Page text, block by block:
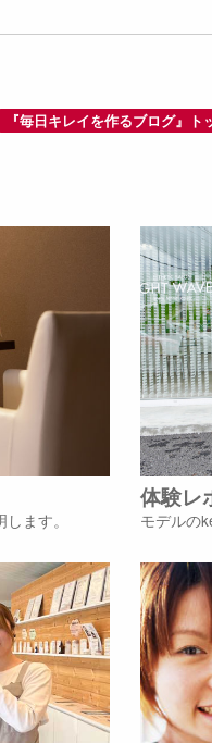
『毎日キレイを作るブログ』ト
ます。
体験レ
モデルの